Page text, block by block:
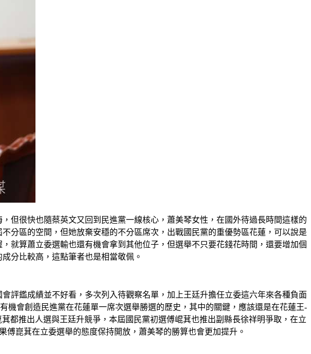
但很快也隨蔡英文又回到民進黨一線核心，蕭美琴女性，在國外待過長時間這樣的
分區的空間，但她放棄安穩的不分區席次，出戰國民黨的重優勢區花蓮，可以說是
就算蕭立委選輸也還有機會拿到其他位子，但選舉不只要花錢花時間，還要增加個
分比較高，這點筆者也是相當敬佩。
評鑑成績並不好看，多次列入待觀察名單，加上王廷升擔任立委這六年來各種負面
機會創造民進黨在花蓮單一席次選舉勝選的歷史，其中的關鍵，應該還是在花蓮王-
都推出人選與王廷升競爭，本屆國民黨初選傅崐萁也推出副縣長徐祥明爭取，在立
崑萁在立委選舉的態度保持開放，蕭美琴的勝算也會更加提升。